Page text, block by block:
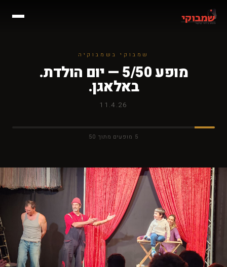
שמבוקי בשמבוקיה
מופע 5/50 — יום הולדת.
באלאגן.
11.4.26
5 מופעים מתוך 50